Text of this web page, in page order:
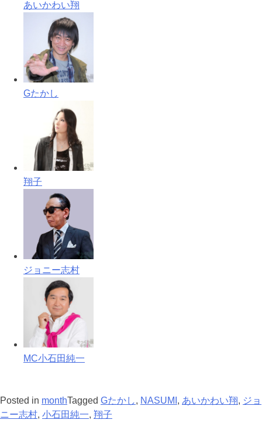
あいかわい翔
Gたかし
翔子
ジョニー志村
MC小石田純一
Posted in monthTagged Gたかし, NASUMI , あいかわい翔, ジョ
ニー志村, 小石田純一, 翔子